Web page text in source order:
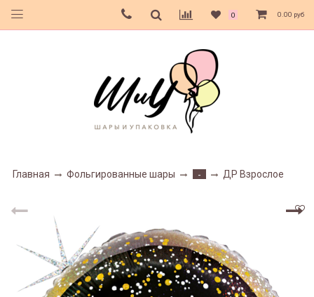
0 0.00 руб
Главная Фольгированные шары - ДР Взрослое